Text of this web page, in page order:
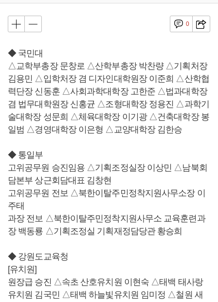
0
◆ 국민대
△교학부총장 문창로 △산학부총장 박찬량 △기획처장
김용민 △입학처장 겸 디자인대학원장 이준희 △산학협
력단장 신동훈 △사회과학대학장 고한준 △법과대학장
겸 법무대학원장 신홍균 △조형대학장 정용진 △과학기
술대학장 성문희 △체육대학장 이기광 △건축대학장 봉
일범 △경영대학장 이은형 △교양대학장 김한승
◆ 통일부
고위공무원 승진임용 △기획조정실장 이상민 △남북회
담본부 상근회담대표 김창현
고위공무원 전보 △북한이탈주민정착지원사무소장 이
주태
과장 전보 △북한이탈주민정착지원사무소 교육훈련과
장 백동룡 △기획조정실 기획재정담당관 황승희
◆ 강원도교육청
[유치원]
원장급 승진 △속초 산호유치원 이현숙 △태백 태사랑
유치원 김국민 △태백 하늘빛유치원 임미정 △철원 새